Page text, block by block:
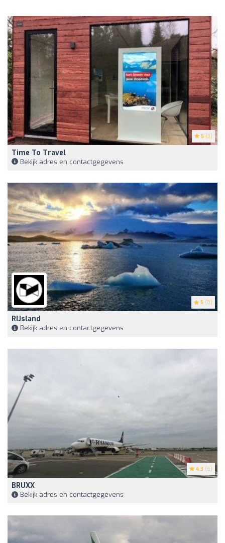
5 (3)
Time To Travel
Bekijk adres en contactgegevens
5 (8)
RIJsland
Bekijk adres en contactgegevens
4.3 (6)
BRUXX
Bekijk adres en contactgegevens